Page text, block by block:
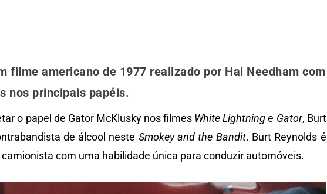
filme americano de 1977 realizado por Hal Needham com
nos principais papéis.
o papel de Gator McKlusky nos filmes White Lightninge Gator, Burt
de álcool neste Smokey and the Bandit. Burt Reynolds é
camionista com uma habilidade única para conduzir automóveis.